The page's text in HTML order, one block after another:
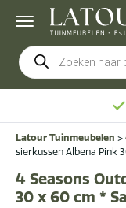
Producten
zoeken
Latour Tuinmeubelen >
sierkussen Albena Pink
4 Seasons
30 x 60 cm *